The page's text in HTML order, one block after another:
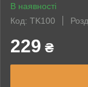
В наявності
Код: TK100
229 ₴